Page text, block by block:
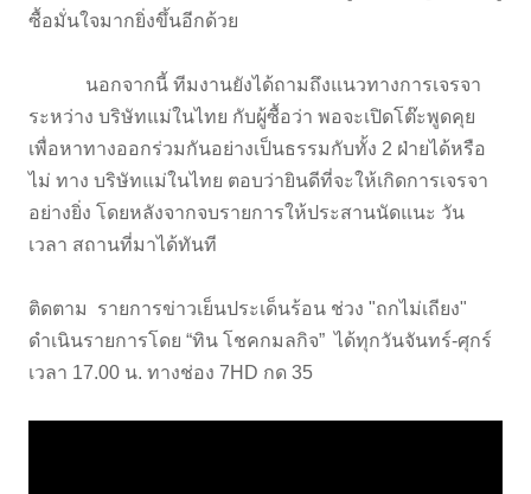
ซื้อมั่นใจมากยิ่งขึ้นอีกด้วย
นอกจากนี้ ทีมงานยังได้ถามถึงแนวทางการเจรจา
ระหว่าง บริษัทแม่ในไทย กับผู้ซื้อว่า พอจะเปิดโต๊ะพูดคุย
เพื่อหาทางออกร่วมกันอย่างเป็นธรรมกับทั้ง 2 ฝ่ายได้หรือ
ไม่ ทาง บริษัทแม่ในไทย ตอบว่ายินดีที่จะให้เกิดการเจรจา
อย่างยิ่ง โดยหลังจากจบรายการให้ประสานนัดแนะ วัน
เวลา สถานที่มาได้ทันที
ติดตาม รายการข่าวเย็นประเด็นร้อน ช่วง "ถกไม่เถียง"
ดำเนินรายการโดย “ทิน โชคกมลกิจ” ได้ทุกวันจันทร์-ศุกร์
เวลา 17.00 น. ทางช่อง 7HD กด 35